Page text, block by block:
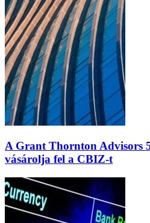
A Grant Thornton Advisors
vásárolja fel a CBIZ-t